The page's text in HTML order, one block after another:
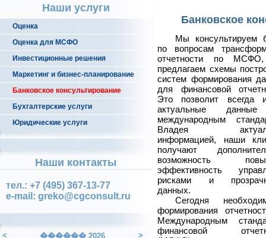
Наши услуги
Оценка
Оценка для МСФО
Инвестиционные решения
Маркетинг и бизнес-планирование
Банковское консультирование
Бухгалтерские услуги
Юридические услуги
Наши контакты
тел.: +7 (495) 367-13-77
e-mail: greko@cgconsult.ru
Банковское
Мы консультируем
по вопросам
отчетности по
предлагаем схемы
систем формирования
для финансовой
Это позволит всегда
актуальные
международным
Владея
информацией, наши
получают
возможность
эффективность
рисками и
данных.
Сегодня
формирования
Международным
финансовой